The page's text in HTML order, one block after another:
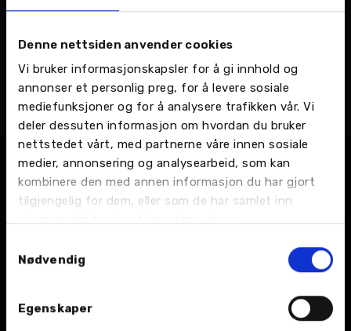
Denne nettsiden anvender cookies
Vi bruker informasjonskapsler for å gi innhold og
annonser et personlig preg, for å levere sosiale
mediefunksjoner og for å analysere trafikken vår. Vi
deler dessuten informasjon om hvordan du bruker
nettstedet vårt, med partnerne våre innen sosiale
medier, annonsering og analysearbeid, som kan
kombinere den med annen informasjon du har gjort
tilgjengelig for dem, eller som de har samlet inn
gjennom din bruk av tjenestene deres.
Nødvendig
Egenskaper
Jøran Jakobsen
Servicesjef næringskunder og logistikk
Sortland - Vesterålsgata 26, Bilverksted
Nybil